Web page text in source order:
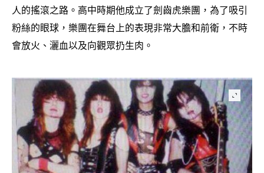
人的搖滾之路。高中時期他成立了劍齒虎樂團 ， 為了吸引
粉絲的眼球 ， 樂團在舞台上的表現非常大膽和前衛 ， 不時
會放火、灑血以及向觀眾扔生肉。